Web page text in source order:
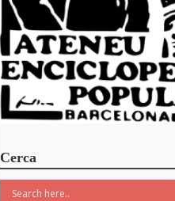
Cerca